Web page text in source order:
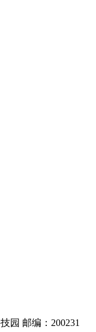
园 邮编：200231